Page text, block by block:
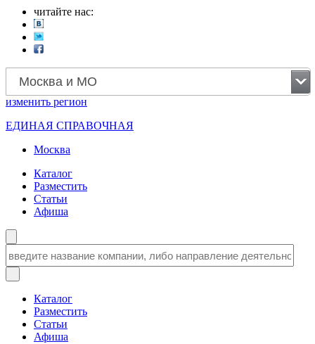
читайте нас:
Москва и МО
изменить регион
ЕДИНАЯ СПРАВОЧНАЯ
Москва
Каталог
Разместить
Статьи
Афиша
Каталог
Разместить
Статьи
Афиша